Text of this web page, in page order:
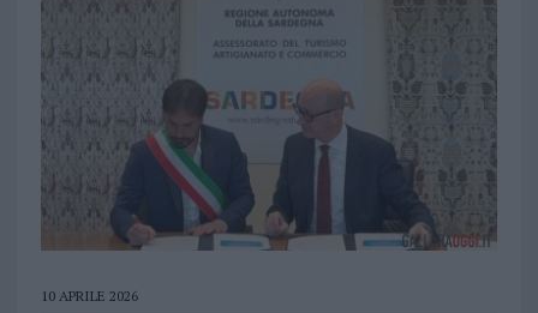
10 APRILE 2026